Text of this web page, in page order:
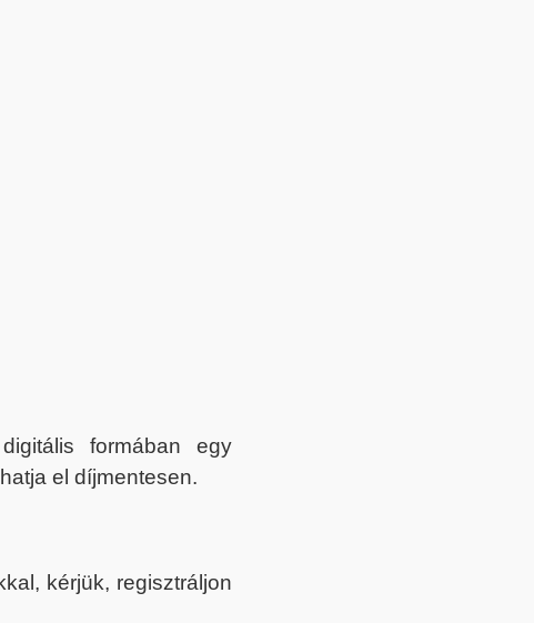
formában egy
el díjmentesen.
kérjük, regisztráljon